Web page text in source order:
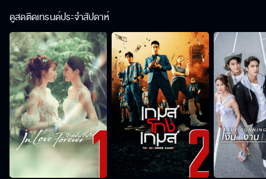
ดูสดติดเทรนด์ประจำสัปดาห์